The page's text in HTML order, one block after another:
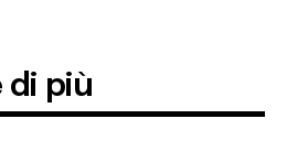
di più